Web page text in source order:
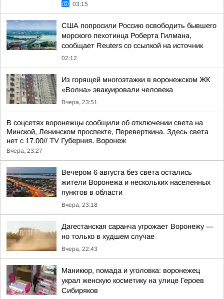
03:15
США попросили Россию освободить бывшего
морского пехотинца Роберта Гилмана,
сообщает Reuters со ссылкой на источник
02:12
Из горящей многоэтажки в воронежском ЖК
«Волна» эвакуировали человека
Вчера, 23:51
В соцсетях воронежцы сообщили об отключении света на
Минской, Ленинском проспекте, Переверткина. Здесь света
нет с 17.00// TV Губерния. Воронеж
Вчера, 23:27
Вечером 6 августа без света остались
жители Воронежа и нескольких населенных
пунктов в области
Вчера, 23:18
Дагестанская саранча угрожает Воронежу —
но только в худшем случае
Вчера, 22:43
Маникюр, помада и уголовка: воронежец
украл женскую косметику на улице Героев
Сибиряков